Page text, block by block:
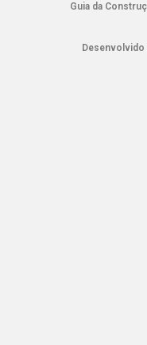
Guia da
Desenvolvido